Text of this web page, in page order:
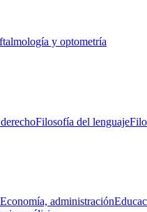
y optometría
Filosofía del lenguaje
Economía, administración